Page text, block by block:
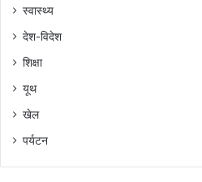
स्वास्थ्य
देश-विदेश
शिक्षा
यूथ
खेल
पर्यटन